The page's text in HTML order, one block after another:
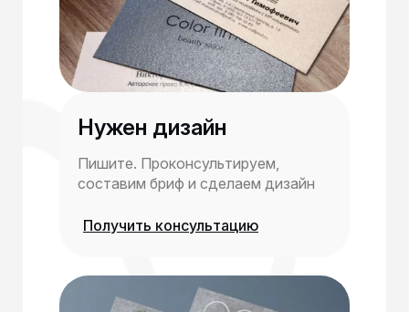
Нужен дизайн
Пишите. Проконсультируем,
составим бриф и сделаем дизайн
Получить консультацию